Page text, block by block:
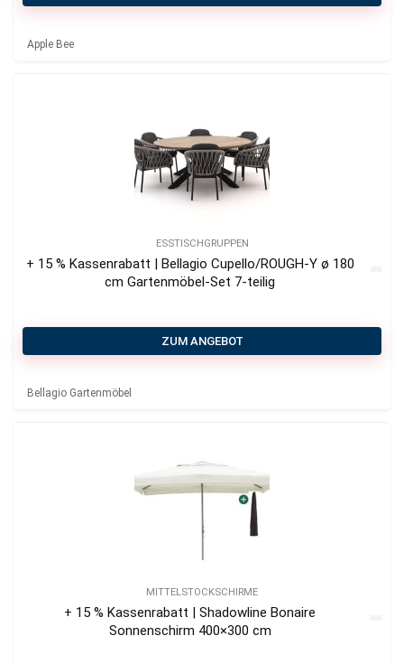
Apple Bee
ESSTISCHGRUPPEN
+ 15 % Kassenrabatt | Bellagio Cupello/ROUGH-Y ø 180
cm Gartenmöbel-Set 7-teilig
ZUM ANGEBOT
Bellagio Gartenmöbel
MITTELSTOCKSCHIRME
+ 15 % Kassenrabatt | Shadowline Bonaire
Sonnenschirm 400×300 cm